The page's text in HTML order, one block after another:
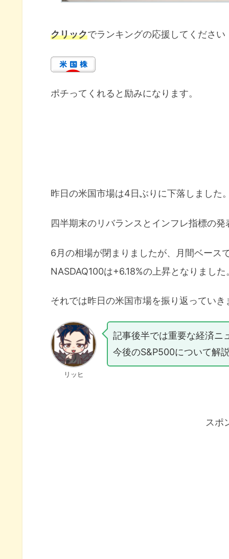
クリックでランキングの応援してください
ポチってくれると励みになります。
昨日の米国市場は4日ぶりに下落しました
四半期末のリバランスとインフレ指標の
6月の相場が閉まりましたが、月間ベース
NASDAQ100は+6.18%の上昇となりました
それでは昨日の米国市場を振り返っていき
リッヒ
記事後半では重要な経済ニ
今後のS&P500について解
スポ